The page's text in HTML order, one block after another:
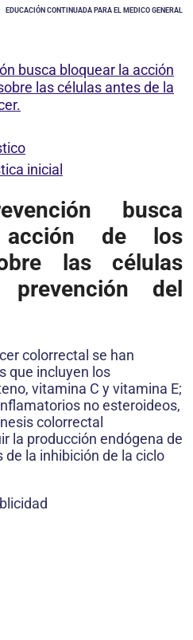
EDUCACIÓN CONTINUADA PARA EL MEDICO GENERAL
busca bloquear la acción
las células antes de la
inicial
busca
de los
las células
del
colorrectal se han
que incluyen los
vitamina C y vitamina E;
no esteroideos,
colorrectal
la producción endógena de
la inhibición de la ciclo